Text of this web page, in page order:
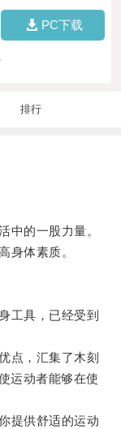
PC下载
排行
的一股力量。
体素质。
具，已经受到
，汇集了木刻
运动者能够在使
提供舒适的运动